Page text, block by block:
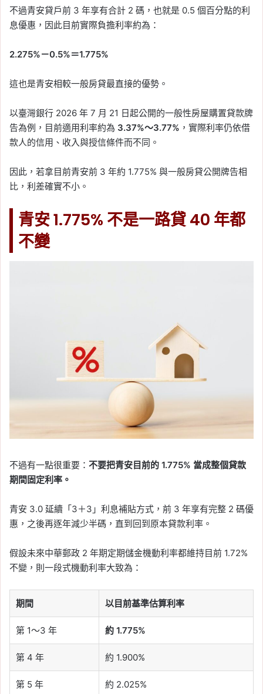
不過青安貸戶前 3 年享有合計 2 碼，也就是 0.5 個百分點的利
息優惠，因此目前實際負擔利率約為：
2.275%－0.5%＝1.775%
這也是青安相較一般房貸最直接的優勢。
以臺灣銀行 2026 年 7 月 21 日起公開的一般性房屋購置貸款牌
告為例，目前適用利率約為 3.37%～3.77% ，實際利率仍依借
款人的信用、收入與授信條件而不同。
因此，若拿目前青安前 3 年約 1.775% 與一般房貸公開牌告相
比，利差確實不小。
青安 1.775% 不是一路貸 40 年都
不變
不過有一點很重要： 不要把青安目前的 1.775% 當成整個貸款
期間固定利率。
青安 3.0 延續「3＋3」利息補貼方式，前 3 年享有完整 2 碼優
惠，之後再逐年減少半碼，直到回到原本貸款利率。
假設未來中華郵政 2 年期定期儲金機動利率都維持目前 1.72%
不變，則一段式機動利率大致為：
期間 以目前基準估算利率
第 1～3 年 約 1.775%
第 4 年 約 1.900%
第 5 年 約 2.025%